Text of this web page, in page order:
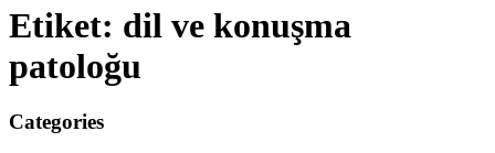
Etiket: dil ve konuşma
patoloğu
Categories